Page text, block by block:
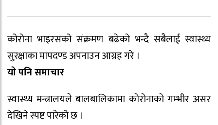
कोरोना भाइरसको संक्रमण बढेको भन्दै सबैलाई स्वास्थ्य
सुरक्षाका मापदण्ड अपनाउन आग्रह गरे ।
याे पनि समाचार
स्वास्थ्य मन्त्रालयले बालबालिकामा कोरोनाको गम्भीर असर
देखिने स्पष्ट पारेको छ ।